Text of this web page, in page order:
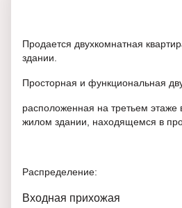
Продается двухкомнатная
здании.
Просторная и функциональная
расположенная на третьем
жилом здании, находящемся в
Распределение:
Входная прихожая